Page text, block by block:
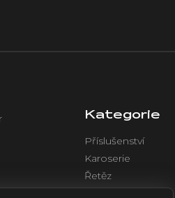
Kategorie
Příslušenství
Karoserie
Řetěz